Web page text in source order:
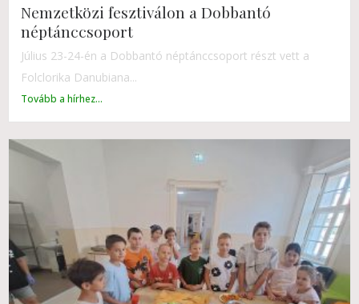
Nemzetközi fesztiválon a Dobbantó
néptánccsoport
Július 23-24-én a Dobbantó néptánccsoport részt vett a
Folclorika Danubiana...
Tovább a hírhez...